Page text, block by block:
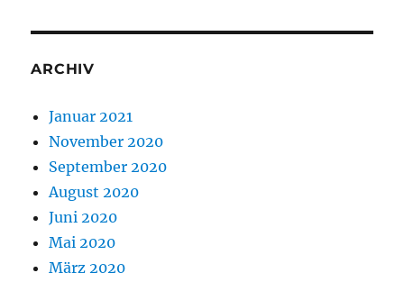
ARCHIV
Januar 2021
November 2020
September 2020
August 2020
Juni 2020
Mai 2020
März 2020